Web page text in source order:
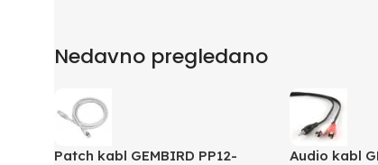
Nedavno pregledano
Patch kabl GEMBIRD PP12-
Audio kabl